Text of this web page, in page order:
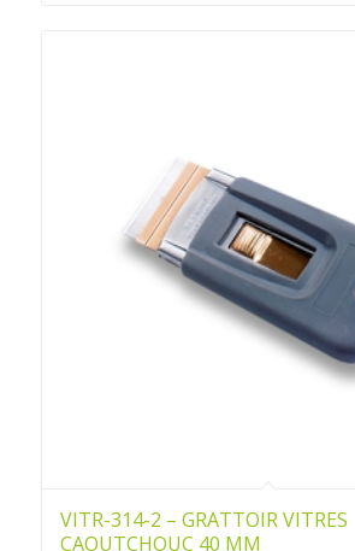
VITR-314-2 – GRATTOIR VITRES
CAOUTCHOUC 40 MM